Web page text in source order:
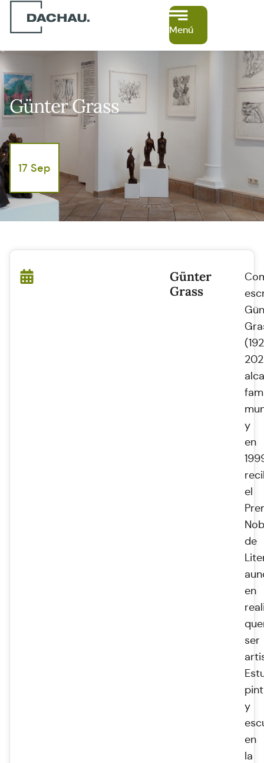
Menú
Günter Grass
17 Sep
Günter
Grass
y
en
el
de
en
ser
y
en
la